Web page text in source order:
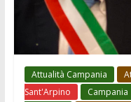
Attualità Campania
Sant'Arpino
Campania